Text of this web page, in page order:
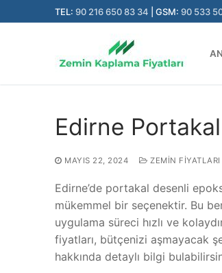
atla
TEL: 90 216 650 83 34 | GSM: 90 533
Edirne
MAYIS 22, 2024 ZEMIN FIYATLARI
Edirne’de portakal desenli
mükemmel bir seçenektir. Bu
uygulama süreci hızlı ve
fiyatları, bütçenizi aşmayacak
hakkında detaylı bilgi